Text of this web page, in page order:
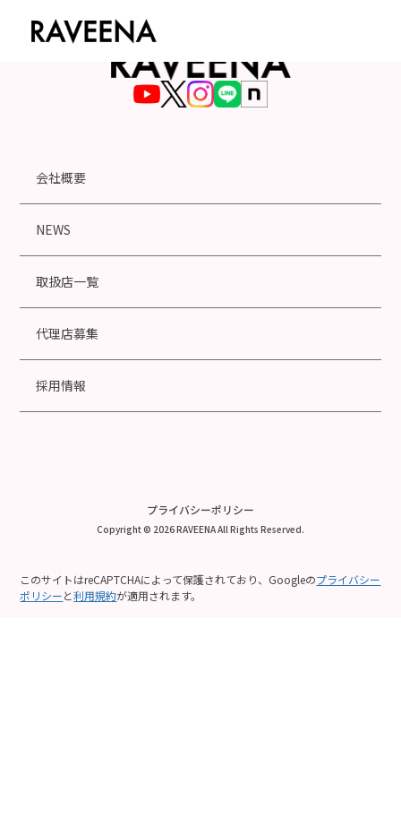
会社概要
NEWS
取扱店一覧
代理店募集
採用情報
プライバシーポリシー
Copyright © 2026 RAVEENA All Rights Reserved.
このサイトはreCAPTCHAによって保護されており、Googleのプライバシー
ポリシーと利用規約が適用されます。